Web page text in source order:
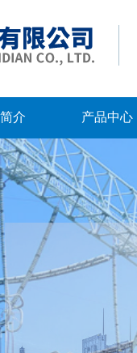
介 产品中心